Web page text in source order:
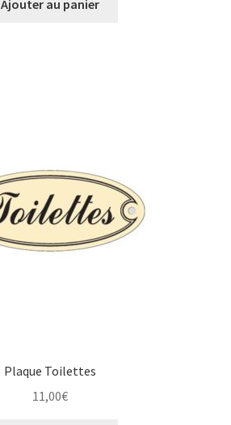
Ajouter au panier
Plaque Toilettes
11,00€